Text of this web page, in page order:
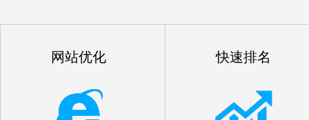
网站优化 快速排名